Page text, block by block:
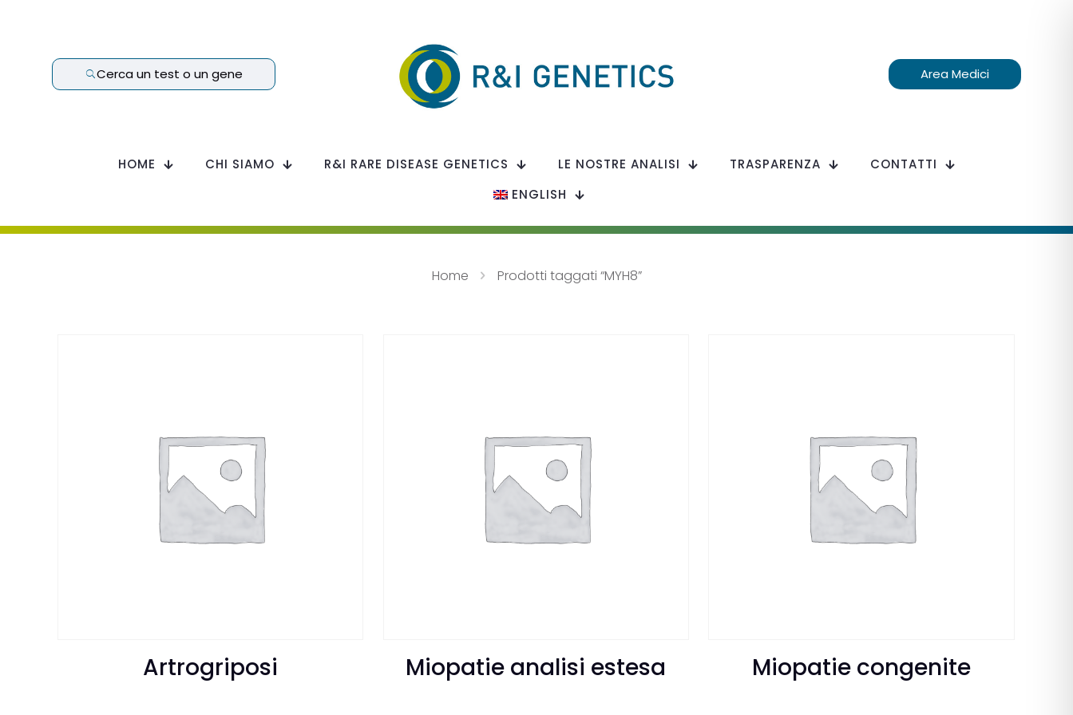
Cerca un test o un gene Area Medici
HOME CHI SIAMO R&I RARE DISEASE GENETICS LE NOSTRE ANALISI TRASPARENZA
CONTATTI
ENGLISH
Home Prodotti taggati “MYH8”
Artrogriposi Miopatie analisi estesa Miopatie congenite